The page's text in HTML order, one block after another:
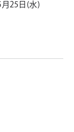
25日(水)